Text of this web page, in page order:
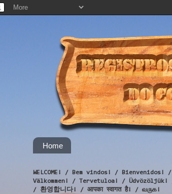
Home
WELCOME! / Bem vindos! /
Välkommen! / Tervetuloa! /
/ 환영합니다! / आपका स्वागत है! / வருக!